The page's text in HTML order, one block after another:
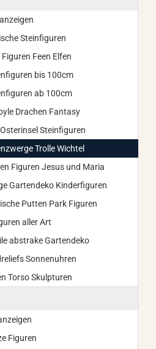
Steinfiguren
Figuren Feen Elfen
bis 100cm
ab 100cm
Drachen Fantasy
Steinfiguren
Trolle Wichtel
Figuren Jesus und Maria
Gartendeko Kinderfiguren
Putten Park Figuren
aller Art
abstrake Gartendeko
Sonnenuhren
Torso Skulpturen
Figuren